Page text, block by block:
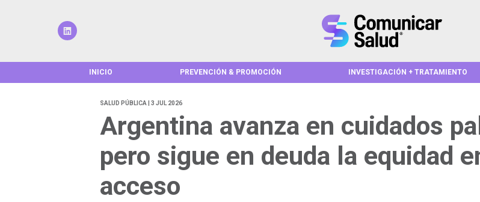
INICIO PREVENCIÓN & PROMOCIÓN INVESTIGACIÓN + TRATAMIENTO
SALUD PÚBLICA | 3 JUL 2026
Argentina avanza en cuidados
pero sigue en deuda la equidad
acceso